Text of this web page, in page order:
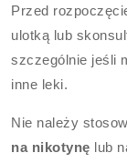
Przed
ulotką lub
szczególnie jeśli
inne leki.
Nie należy
na nikotynę lub